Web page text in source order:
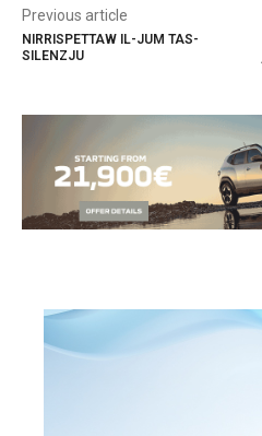
Previous article
NIRRISPETTAW IL-JUM TAS-
SILENZJU